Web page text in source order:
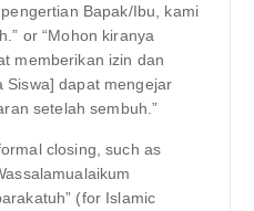
Bapak/Ibu, kami
or “Mohon kiranya
memberikan izin dan
Siswa] dapat mengejar
setelah sembuh.”
closing, such as
(for Islamic